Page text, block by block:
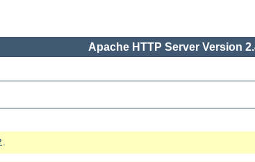
Apache HTTP Server Version
.